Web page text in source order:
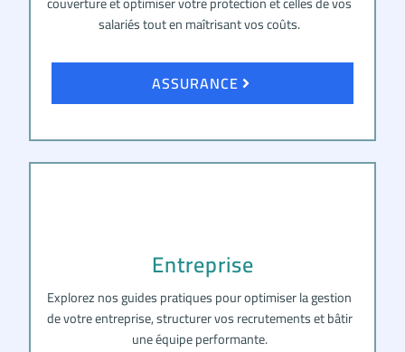
salariés tout en maîtrisant vos coûts.
ASSURANCE
Entreprise
Explorez nos guides pratiques pour optimiser la gestion
de votre entreprise, structurer vos recrutements et bâtir
une équipe performante.